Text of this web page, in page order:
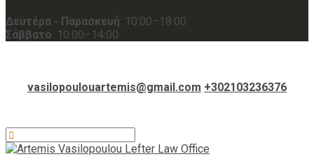
Δευτέρα - Παρασκευή: 10:00–18:00
Σάββατο: 10:00–14:00
vasilopoulouartemis@gmail.com +302103236376